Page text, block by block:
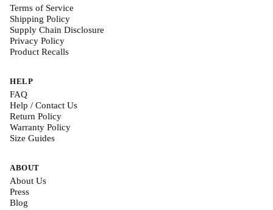
Terms of Service
Shipping Policy
Supply Chain Disclosure
Privacy Policy
Product Recalls
HELP
FAQ
Help / Contact Us
Return Policy
Warranty Policy
Size Guides
ABOUT
About Us
Press
Blog